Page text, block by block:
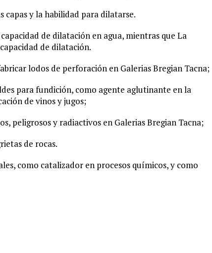
capas y la habilidad para dilatarse.
de dilatación en agua, mientras que La
de dilatación.
lodos de perforación en Galerias Bregian Tacna;
para fundición, como agente aglutinante en la
de vinos y jugos;
peligrosos y radiactivos en Galerias Bregian Tacna;
de rocas.
como catalizador en procesos químicos, y como